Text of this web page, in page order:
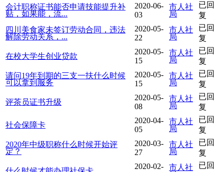
会计职称证书能否申请技能提升补
贴，如果能，流...
2020-06-
03
市人社
局
已回
复
四川美食家未签订劳动合同，违法
解除劳动关系，...
2020-05-
22
市人社
局
已回
复
在校大学生创业贷款
2020-05-
15
市人社
局
已回
复
请问19年到期的三支一扶什么时候
可以拿到服务
2020-05-
15
市人社
局
已回
复
评茶员证书升级
2020-05-
08
市人社
局
已回
复
社会保障卡
2020-04-
05
市人社
局
已回
复
2020年中级职称什么时候开始评
定？
2020-03-
27
市人社
局
已回
复
2020-02-
市人社
已回